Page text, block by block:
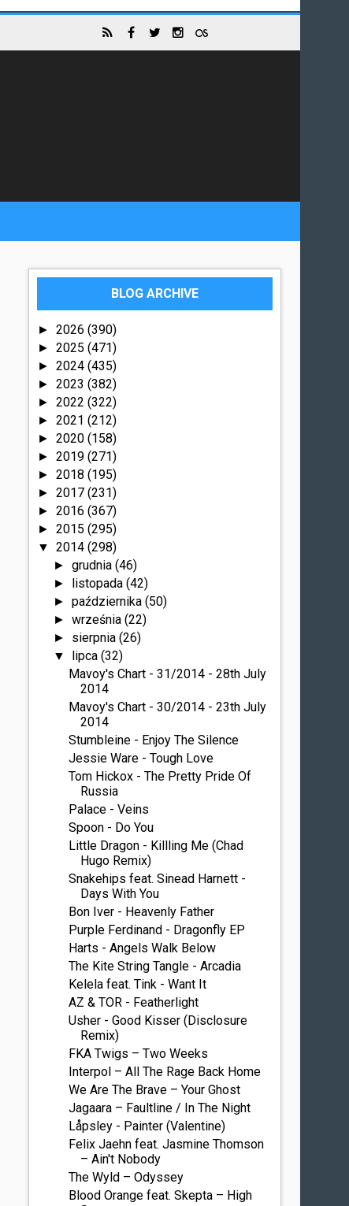
BLOG ARCHIVE
►2026(390)
►2025(471)
►2024(435)
►2023(382)
►2022(322)
►2021(212)
►2020(158)
►2019(271)
►2018(195)
►2017(231)
►2016(367)
►2015(295)
▼2014(298)
► grudnia (46)
► listopada (42)
► października (50)
► września (22)
► sierpnia (26)
▼ lipca (32)
Mavoy's Chart - 31/2014 - 28th July
2014
Mavoy's Chart - 30/2014 - 23th July
2014
Stumbleine - Enjoy The Silence
Jessie Ware - Tough Love
Tom Hickox - The Pretty Pride Of
Russia
Palace - Veins
Spoon - Do You
Little Dragon - Killling Me (Chad
Hugo Remix)
Snakehips feat. Sinead Harnett -
Days With You
Bon Iver - Heavenly Father
Purple Ferdinand - Dragonfly EP
Harts - Angels Walk Below
The Kite String Tangle - Arcadia
Kelela feat. Tink - Want It
AZ & TOR - Featherlight
Usher - Good Kisser (Disclosure
Remix)
FKA Twigs – Two Weeks
Interpol – All The Rage Back Home
We Are The Brave – Your Ghost
Jagaara – Faultline / In The Night
Låpsley - Painter (Valentine)
Felix Jaehn feat. Jasmine Thomson
– Ain't Nobody
The Wyld – Odyssey
Blood Orange feat. Skepta – High